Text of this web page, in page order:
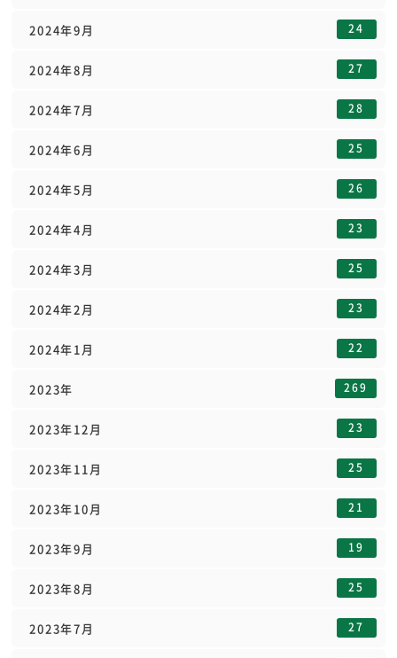
2024年9月 24
2024年8月 27
2024年7月 28
2024年6月 25
2024年5月 26
2024年4月 23
2024年3月 25
2024年2月 23
2024年1月 22
2023年 269
2023年12月 23
2023年11月 25
2023年10月 21
2023年9月 19
2023年8月 25
2023年7月 27